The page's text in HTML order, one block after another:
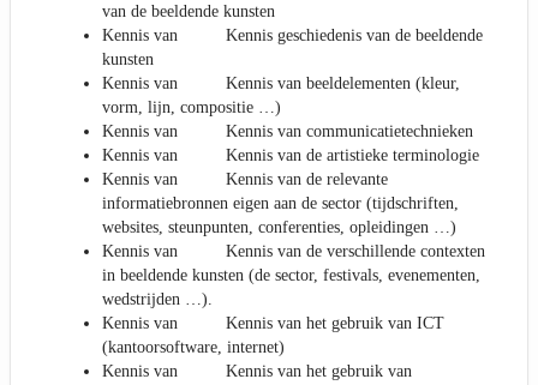
van de beeldende kunsten
Kennis van Kennis geschiedenis van de beeldende
kunsten
Kennis van Kennis van beeldelementen (kleur,
vorm, lijn, compositie …)
Kennis van Kennis van communicatietechnieken
Kennis van Kennis van de artistieke terminologie
Kennis van Kennis van de relevante
informatiebronnen eigen aan de sector (tijdschriften,
websites, steunpunten, conferenties, opleidingen …)
Kennis van Kennis van de verschillende contexten
in beeldende kunsten (de sector, festivals, evenementen,
wedstrijden …).
Kennis van Kennis van het gebruik van ICT
(kantoorsoftware, internet)
Kennis van Kennis van het gebruik van